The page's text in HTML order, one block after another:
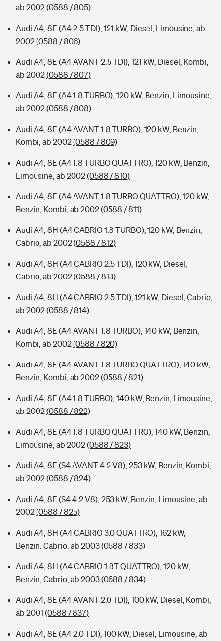
ab 2002(0588 / 805)
Audi A4, 8E (A4 2.5 TDI), 121 kW, Diesel, Limousine, ab
2002(0588 / 806)
Audi A4, 8E (A4 AVANT 2.5 TDI), 121 kW, Diesel, Kombi,
ab 2002(0588 / 807)
Audi A4, 8E (A4 1.8 TURBO), 120 kW, Benzin, Limousine,
ab 2002(0588 / 808)
Audi A4, 8E (A4 AVANT 1.8 TURBO), 120 kW, Benzin,
Kombi, ab 2002(0588 / 809)
Audi A4, 8E (A4 1.8 TURBO QUATTRO), 120 kW, Benzin,
Limousine, ab 2002(0588 / 810)
Audi A4, 8E (A4 AVANT 1.8 TURBO QUATTRO), 120 kW,
Benzin, Kombi, ab 2002(0588 / 811)
Audi A4, 8H (A4 CABRIO 1.8 TURBO), 120 kW, Benzin,
Cabrio, ab 2002(0588 / 812)
Audi A4, 8H (A4 CABRIO 2.5 TDI), 120 kW, Diesel,
Cabrio, ab 2002(0588 / 813)
Audi A4, 8H (A4 CABRIO 2.5 TDI), 121 kW, Diesel, Cabrio,
ab 2002(0588 / 814)
Audi A4, 8E (A4 AVANT 1.8 TURBO), 140 kW, Benzin,
Kombi, ab 2002(0588 / 820)
Audi A4, 8E (A4 AVANT 1.8 TURBO QUATTRO), 140 kW,
Benzin, Kombi, ab 2002(0588 / 821)
Audi A4, 8E (A4 1.8 TURBO), 140 kW, Benzin, Limousine,
ab 2002(0588 / 822)
Audi A4, 8E (A4 1.8 TURBO QUATTRO), 140 kW, Benzin,
Limousine, ab 2002(0588 / 823)
Audi A4, 8E (S4 AVANT 4.2 V8), 253 kW, Benzin, Kombi,
ab 2002(0588 / 824)
Audi A4, 8E (S4 4.2 V8), 253 kW, Benzin, Limousine, ab
2002(0588 / 825)
Audi A4, 8H (A4 CABRIO 3.0 QUATTRO), 162 kW,
Benzin, Cabrio, ab 2003(0588 / 833)
Audi A4, 8H (A4 CABRIO 1.8T QUATTRO), 120 kW,
Benzin, Cabrio, ab 2003(0588 / 834)
Audi A4, 8E (A4 AVANT 2.0 TDI), 100 kW, Diesel, Kombi,
ab 2001 (0588 / 837)
Audi A4, 8E (A4 2.0 TDI), 100 kW, Diesel, Limousine, ab